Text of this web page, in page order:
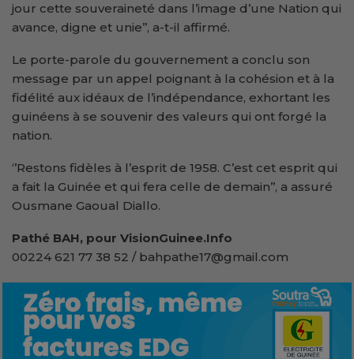
jour cette souveraineté dans l’image d’une Nation qui
avance, digne et unie’’, a-t-il affirmé.
Le porte-parole du gouvernement a conclu son
message par un appel poignant à la cohésion et à la
fidélité aux idéaux de l’indépendance, exhortant les
guinéens à se souvenir des valeurs qui ont forgé la
nation.
‘’Restons fidèles à l’esprit de 1958. C’est cet esprit qui
a fait la Guinée et qui fera celle de demain’’, a assuré
Ousmane Gaoual Diallo.
Pathé BAH, pour VisionGuinee.Info
00224 621 77 38 52 / bahpathe17@gmail.com